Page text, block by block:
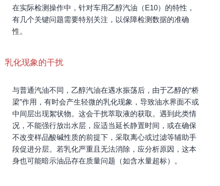
在实际检测操作中，针对车用乙醇汽油（E10）的特性，
有几个关键问题需要特别关注，以保障检测数据的准确
性。
乳化现象的干扰
与普通汽油不同，乙醇汽油在遇水振荡后，由于乙醇的“桥
梁”作用，有时会产生轻微的乳化现象，导致油水界面不或
中间层出现絮状物。这会干扰萃取液的获取。遇到此类情
况，不能强行放出水层，应适当延长静置时间，或在确保
不改变样品酸碱性质的前提下，采取离心或过滤等辅助手
段促进分层。若乳化严重且无法消除，应分析原因，这本
身也可能暗示油品存在质量问题（如含水量超标）。